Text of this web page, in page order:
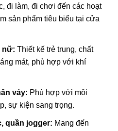
đi làm, đi chơi đến các hoạt
sản phẩm tiêu biểu tại cửa
nữ: Thiết kế trẻ trung, chất
mát, phù hợp với khí
váy: Phù hợp với môi
sự kiện sang trọng.
quần jogger: Mang đến